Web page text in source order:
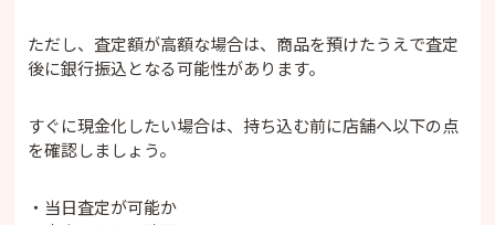
ただし、査定額が高額な場合は、商品を預けたうえで査定
後に銀行振込となる可能性があります。
すぐに現金化したい場合は、持ち込む前に店舗へ以下の点
を確認しましょう。
・当日査定が可能か